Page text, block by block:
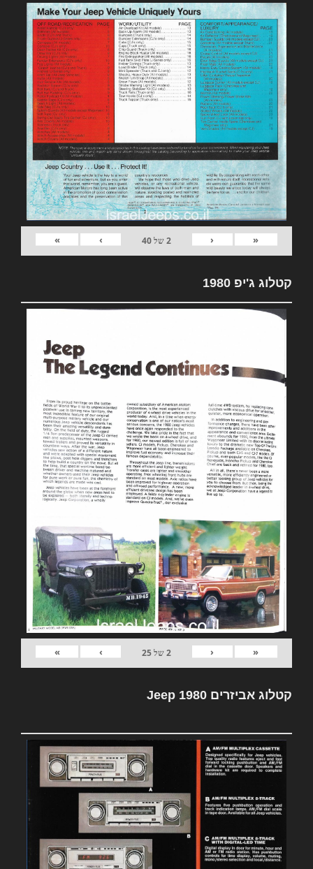
«
‹
2של40
›
»
קטלוג ג'יפ 1980
«
‹
2של25
›
»
קטלוג אביזרים Jeep 1980